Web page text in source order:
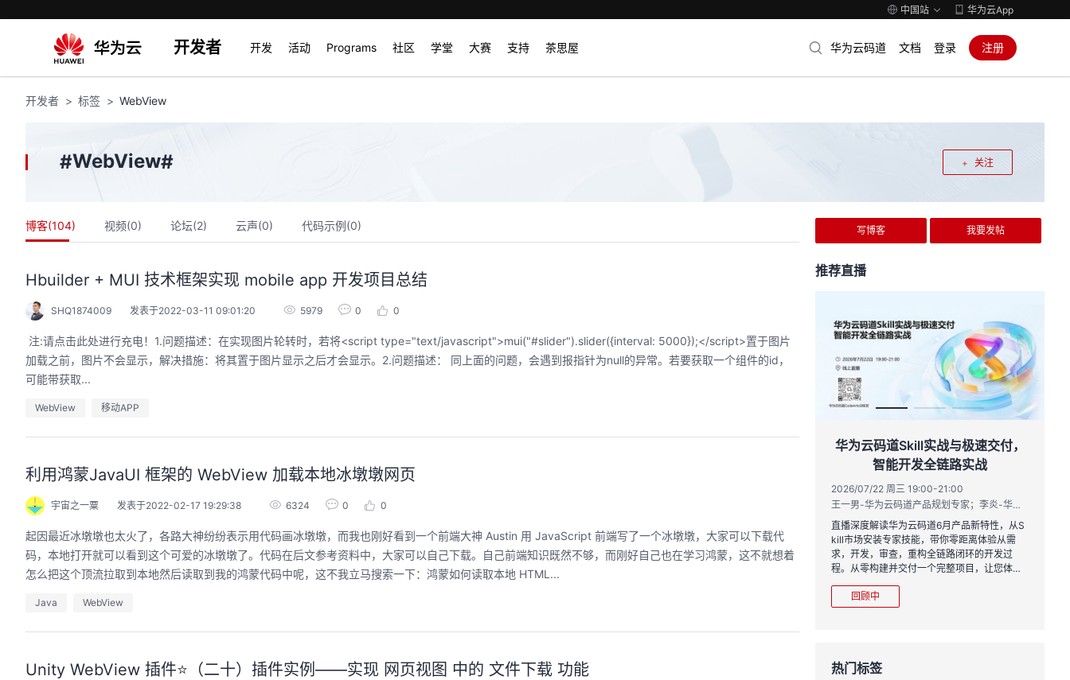
中国站 华为云App
开发者 开发 活动 Programs 社区 学堂 大赛 支持 茶思屋 华为云码道 文档 登录 注册
开发者 标签 WebView
关注
#WebView#
博客(104) 视频(0) 论坛(2) 云声(0) 代码示例(0)
Hbuilder + MUI 技术框架实现 mobile app 开发项目总结
SHQ1874009 发表于2022-03-11 09:01:20 5979 0 0
​ 注:请点击此处进行充电！​1.问题描述：在实现图片轮转时，若将<script type="text/javascript">mui("#slider").slider({interval: 5000});</script>置于图片
加载之前，图片不会显示，解决措施：将其置于图片显示之后才会显示。2.问题描述： ​同上面的问题，会遇到报指针为null的异常。若要获取一个组件的id，
可能带获取...
WebView 移动APP
利用鸿蒙JavaUI 框架的 WebView 加载本地冰墩墩网页
宇宙之一粟 发表于2022-02-17 19:29:38 6324 0 0
起因最近冰墩墩也太火了，各路大神纷纷表示用代码画冰墩墩，而我也刚好看到一个前端大神 Austin 用 JavaScript 前端写了一个冰墩墩，大家可以下载代
码，本地打开就可以看到这个可爱的冰墩墩了。代码在后文参考资料中，大家可以自己下载。自己前端知识既然不够，而刚好自己也在学习鸿蒙，这不就想着
怎么把这个顶流拉取到本地然后读取到我的鸿蒙代码中呢，这不我立马搜索一下：鸿蒙如何读取本地 HTML...
Java WebView
Unity WebView 插件⭐️（二十）插件实例——实现 网页视图 中的 文件下载 功能
写博客 我要发帖
推荐直播
运营负责人
、有产出、能带走、可炫
智能开发全链路实战
王一男-华为云码道产品规划专家；李炎-华为云码道产品专家；姜浩-华为云HCDG核心组成员
kill市场安装专家技能，带你零距离体验从需
求，开发，审查，重构全链路闭环的开发过
程。从零构建并交付一个完整项目，让您体验
从代码提交到服务上线的“极速”之旅。
2026/07/23 周四 15:00-17:00
张豪杰/程文/王军/刘新春/黄钦开 /张晓天
本次华为云具身智能开发平台CloudRobo培训
本体R2C小时级接入、环境重建与轨迹生成仿
真数据生产、PB级数据管理、数据评测、模型
训推、强化学习和Benchmark一键评测等功
能，并体验业界主流具身模型应用。
程，只教用AI · 零代码、有产出、能带走、可炫
耀 · 每课人人动手实操
华为云码道Skill实战与极速交付，
智能开发全链路实战
2026/07/22 周三 19:00-21:00
王一男-华为云码道产品规划专家；李炎-华为云码道产品专家；姜浩-华为云HCDG核心组成员
直播深度解读华为云码道6月产品新特性，从S
kill市场安装专家技能，带你零距离体验从需
求，开发，审查，重构全链路闭环的开发过
程。从零构建并交付一个完整项目，让您体验
从代码提交到服务上线的“极速”之旅。
回顾中
热门标签